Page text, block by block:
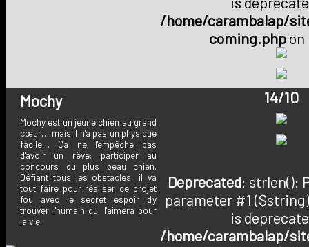
/home/carambalap/
coming.php
Mochy
Mochy est un jeune chien au grand
cœur… mais il n'a pas un physique
facile… Ca ne l'empêche pas
d'avoir un rêve: participer au
concours du plus beau chien.
Défiant tous les obstacles, il va
tout faire pour réaliser ce projet
fou avec le secret espoir d'y
trouver l'humain qui l'aimera pour
la vie.
14/10
Deprecated: strlen():
parameter #1
is
/home/carambalap/